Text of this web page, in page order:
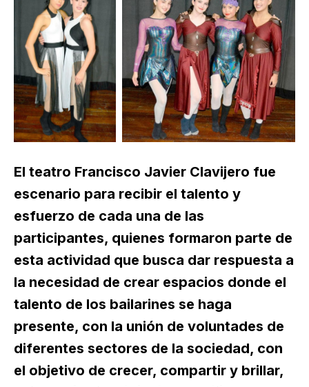
El teatro Francisco Javier Clavijero fue
escenario para recibir el talento y
esfuerzo de cada una de las
participantes, quienes formaron parte de
esta actividad que busca dar respuesta a
la necesidad de crear espacios donde el
talento de los bailarines se haga
presente, con la unión de voluntades de
diferentes sectores de la sociedad, con
el objetivo de crecer, compartir y brillar,